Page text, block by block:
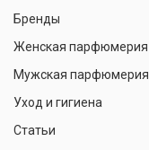
Бренды
Женская парфюмерия
Мужская парфюмерия
Уход и гигиена
Статьи